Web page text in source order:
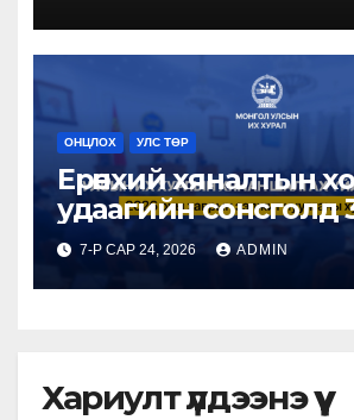
ОНЦЛОХ УЛС ТӨР
Ерөнхий хяналтын
удаагийн сонсголд
оролцжээ
7-Р САР 24, 2026 ADMIN
Хариулт үлдээнэ үү